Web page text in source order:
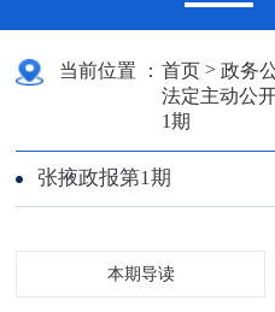
当前位置 ： 首页 >政务
法定主动公
1期
张掖政报第1期
本期导读